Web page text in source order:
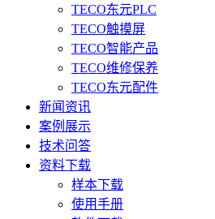
TECO东元PLC
TECO触摸屏
TECO智能产品
TECO维修保养
TECO东元配件
新闻资讯
案例展示
技术问答
资料下载
样本下载
使用手册